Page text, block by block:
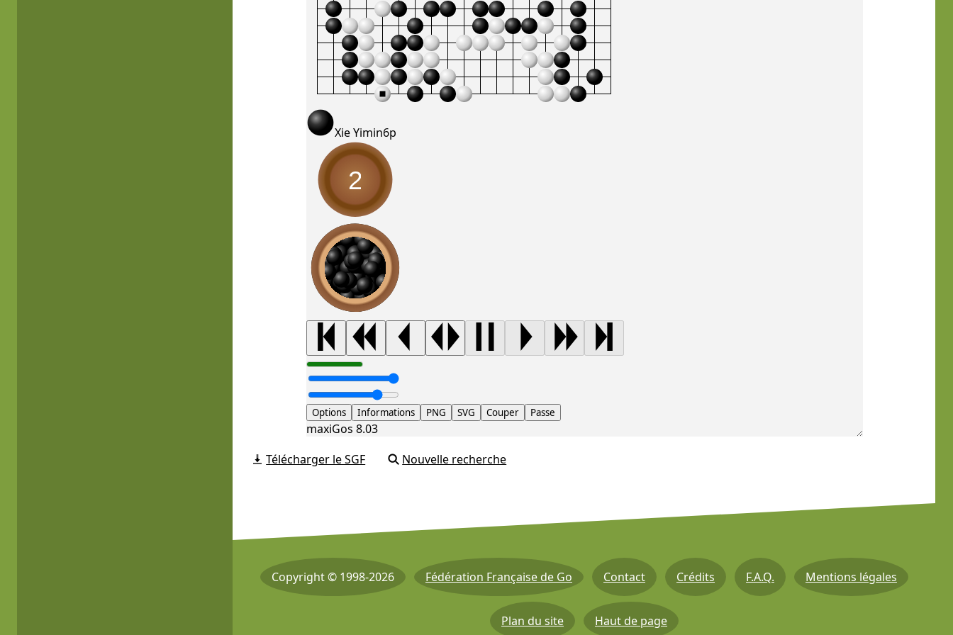
Xie Yimin6p
2
Options Informations PNG SVG Couper Passe
maxiGos 8.03
Télécharger le SGF
Nouvelle recherche
Copyright © 1998-2026 Fédération Française de Go Contact Crédits F.A.Q. Mentions légales
Plan du site Haut de page